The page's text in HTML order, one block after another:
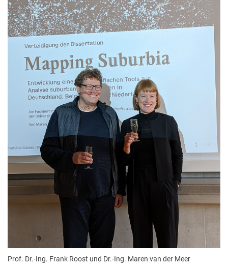
Prof. Dr.-Ing. Frank Roost und Dr.-Ing. Maren van der Meer